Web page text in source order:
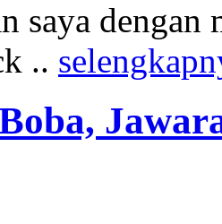
saya
..